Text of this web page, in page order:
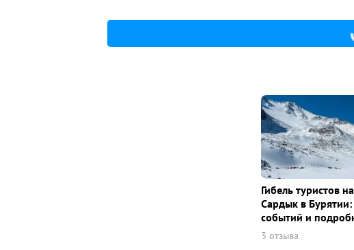
Гибель туристов
Сардык в
событий и
3 отзыва